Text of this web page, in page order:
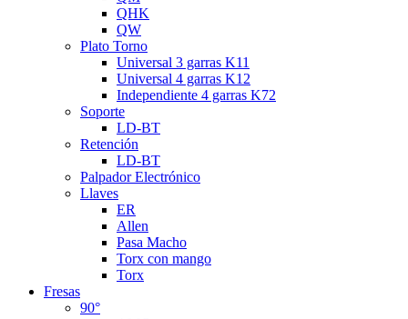
QHK
QW
Plato Torno
Universal 3 garras K11
Universal 4 garras K12
Independiente 4 garras K72
Soporte
LD-BT
Retención
LD-BT
Palpador Electrónico
Llaves
ER
Allen
Pasa Macho
Torx con mango
Torx
Fresas
90°